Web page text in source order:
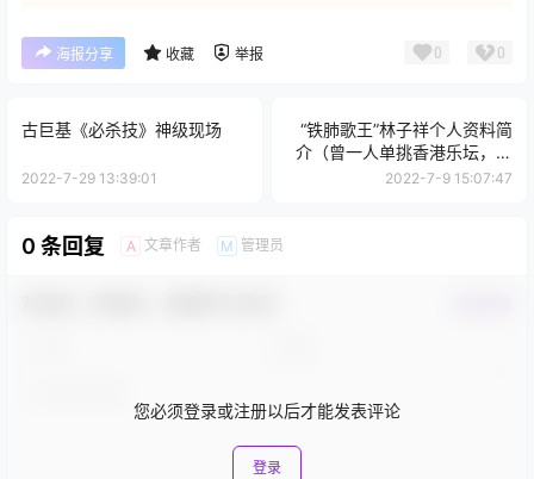
海报分享 收藏 举报 0 0
古巨基《必杀技》神级现场
2022-7-29 13:39:01
“铁肺歌王”林子祥个人资料简
介（曾一人单挑香港乐坛，后
因偷窃险些跌落神坛）
2022-7-9 15:07:47
0 条回复 A 文章作者 M 管理员
您必须登录或注册以后才能发表评论
登录